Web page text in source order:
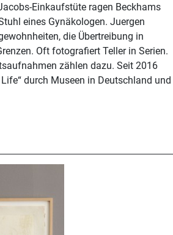
Einkaufstüte ragen Beckhams
eines Gynäkologen. Juergen
die Übertreibung in
Oft fotografiert Teller in Serien.
zählen dazu. Seit 2016
durch Museen in Deutschland und